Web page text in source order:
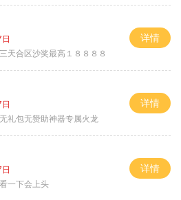
天合区沙奖最高１８８８８
详情
礼包无赞助神器专属火龙
详情
一下会上头
详情